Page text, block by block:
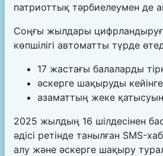
патриоттық тәрбиелеумен де
Соңғы жылдары цифрландыруға
көпшілігі автоматты түрде
17 жастағы балаларды
әскерге шақыруды
азаматтың жеке
2025 жылдың 16 шілдесінен
әдісі ретінде танылған SMS-
алу және әскерге шақыру